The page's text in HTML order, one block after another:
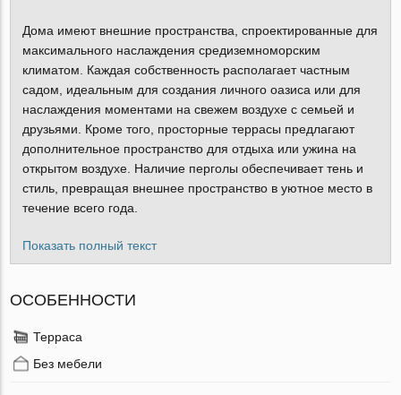
Дома имеют внешние пространства, спроектированные для
максимального наслаждения средиземноморским
климатом. Каждая собственность располагает частным
садом, идеальным для создания личного оазиса или для
наслаждения моментами на свежем воздухе с семьей и
друзьями. Кроме того, просторные террасы предлагают
дополнительное пространство для отдыха или ужина на
открытом воздухе. Наличие перголы обеспечивает тень и
стиль, превращая внешнее пространство в уютное место в
течение всего года.
Показать полный текст
ОСОБЕННОСТИ
Терраса
Без мебели